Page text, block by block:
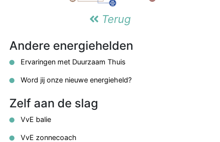
Terug
Andere energiehelden
Ervaringen met Duurzaam Thuis
Word jij onze nieuwe energieheld?
Zelf aan de slag
VvE balie
VvE zonnecoach